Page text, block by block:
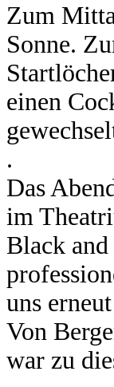
Zum
Sonne.
einen
.
Das
im
Black
uns
Von
war zu